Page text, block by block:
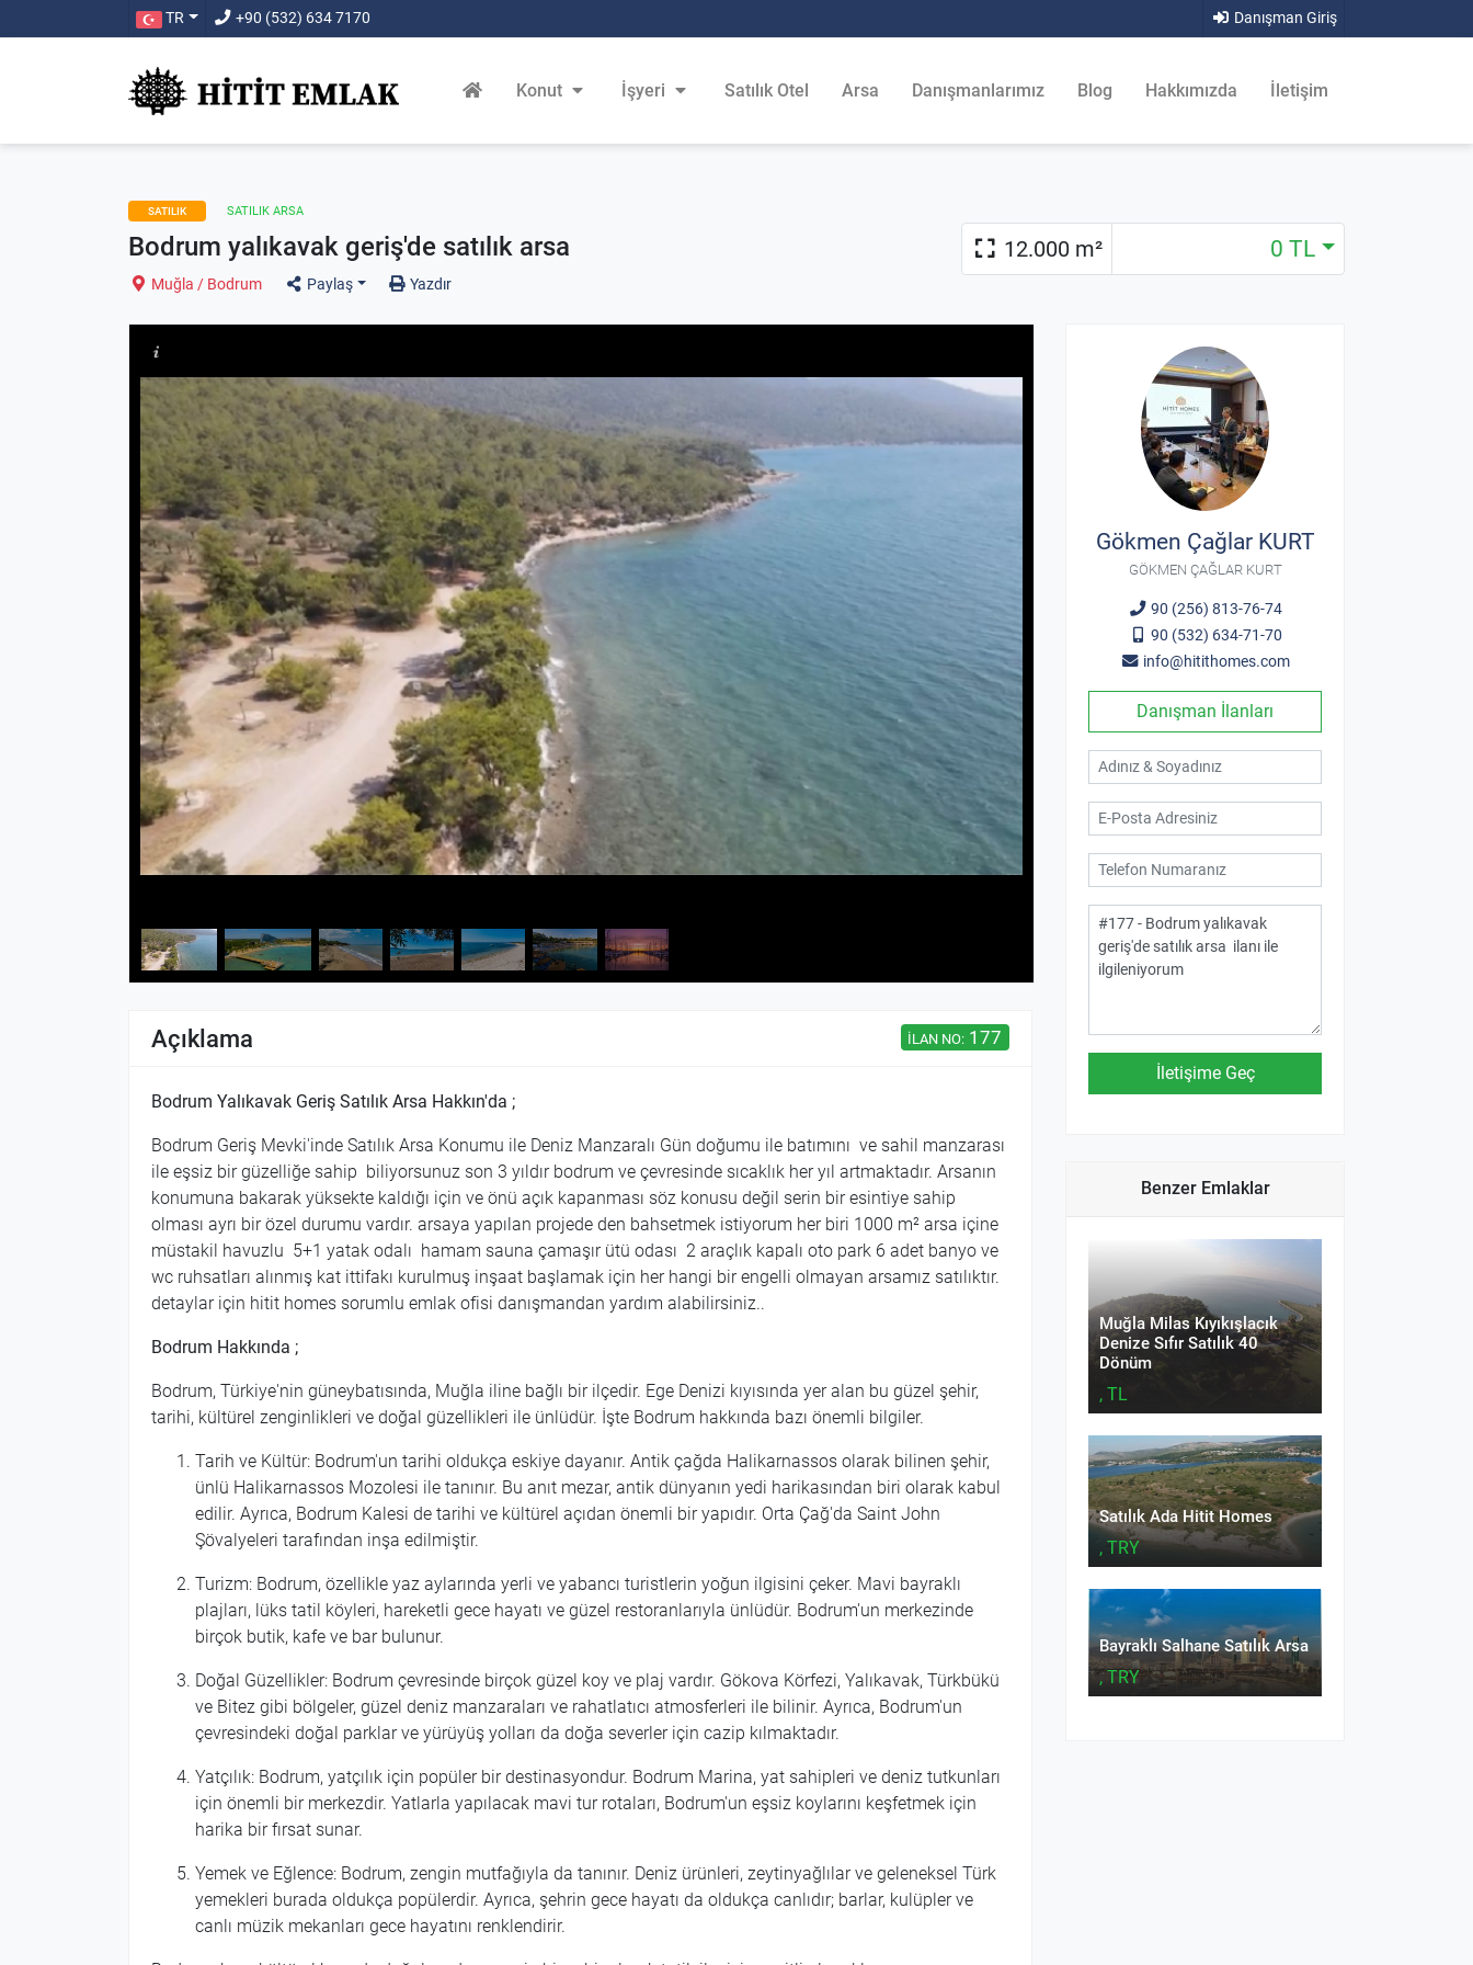
TR +90 (532) 634 7170 Danışman Giriş
Konut İşyeri Satılık Otel Arsa Danışmanlarımız Blog Hakkımızda İletişim
SATILIK SATILIK ARSA
Bodrum yalıkavak geriş'de satılık arsa
Muğla / Bodrum Paylaş Yazdır
12.000 m² 0 TL
Açıklama İLAN NO: 177
Bodrum Yalıkavak Geriş Satılık Arsa Hakkın'da ;
Bodrum Geriş Mevki'inde Satılık Arsa Konumu ile Deniz Manzaralı Gün doğumu ile batımını ve sahil manzarası
ile eşsiz bir güzelliğe sahip biliyorsunuz son 3 yıldır bodrum ve çevresinde sıcaklık her yıl artmaktadır. Arsanın
konumuna bakarak yüksekte kaldığı için ve önü açık kapanması söz konusu değil serin bir esintiye sahip
olması ayrı bir özel durumu vardır. arsaya yapılan projede den bahsetmek istiyorum her biri 1000 m² arsa içine
müstakil havuzlu 5+1 yatak odalı hamam sauna çamaşır ütü odası 2 araçlık kapalı oto park 6 adet banyo ve
wc ruhsatları alınmış kat ittifakı kurulmuş inşaat başlamak için her hangi bir engelli olmayan arsamız satılıktır.
detaylar için hitit homes sorumlu emlak ofisi danışmandan yardım alabilirsiniz..
Bodrum Hakkında ;
Bodrum, Türkiye'nin güneybatısında, Muğla iline bağlı bir ilçedir. Ege Denizi kıyısında yer alan bu güzel şehir,
tarihi, kültürel zenginlikleri ve doğal güzellikleri ile ünlüdür. İşte Bodrum hakkında bazı önemli bilgiler.
Tarih ve Kültür: Bodrum'un tarihi oldukça eskiye dayanır. Antik çağda Halikarnassos olarak bilinen şehir,
ünlü Halikarnassos Mozolesi ile tanınır. Bu anıt mezar, antik dünyanın yedi harikasından biri olarak kabul
edilir. Ayrıca, Bodrum Kalesi de tarihi ve kültürel açıdan önemli bir yapıdır. Orta Çağ'da Saint John
Şövalyeleri tarafından inşa edilmiştir.
Turizm: Bodrum, özellikle yaz aylarında yerli ve yabancı turistlerin yoğun ilgisini çeker. Mavi bayraklı
plajları, lüks tatil köyleri, hareketli gece hayatı ve güzel restoranlarıyla ünlüdür. Bodrum'un merkezinde
birçok butik, kafe ve bar bulunur.
Doğal Güzellikler: Bodrum çevresinde birçok güzel koy ve plaj vardır. Gökova Körfezi, Yalıkavak, Türkbükü
ve Bitez gibi bölgeler, güzel deniz manzaraları ve rahatlatıcı atmosferleri ile bilinir. Ayrıca, Bodrum'un
çevresindeki doğal parklar ve yürüyüş yolları da doğa severler için cazip kılmaktadır.
Yatçılık: Bodrum, yatçılık için popüler bir destinasyondur. Bodrum Marina, yat sahipleri ve deniz tutkunları
için önemli bir merkezdir. Yatlarla yapılacak mavi tur rotaları, Bodrum'un eşsiz koylarını keşfetmek için
harika bir fırsat sunar.
Yemek ve Eğlence: Bodrum, zengin mutfağıyla da tanınır. Deniz ürünleri, zeytinyağlılar ve geleneksel Türk
yemekleri burada oldukça popülerdir. Ayrıca, şehrin gece hayatı da oldukça canlıdır; barlar, kulüpler ve
canlı müzik mekanları gece hayatını renklendirir.
Gökmen Çağlar KURT
GÖKMEN ÇAĞLAR KURT
90 (256) 813-76-74
90 (532) 634-71-70
info@hitithomes.com
Danışman İlanları
Benzer Emlaklar
Muğla Milas Kıyıkışlacık
Denize Sıfır Satılık 40
Dönüm
, TL
Satılık Ada Hitit Homes
, TRY
Bayraklı Salhane Satılık Arsa
, TRY